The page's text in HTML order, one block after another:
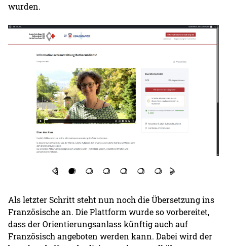
wurden.
Als letzter Schritt steht nun noch die Übersetzung ins
Französische an. Die Plattform wurde so vorbereitet,
dass der Orientierungsanlass künftig auch auf
Französisch angeboten werden kann. Dabei wird der